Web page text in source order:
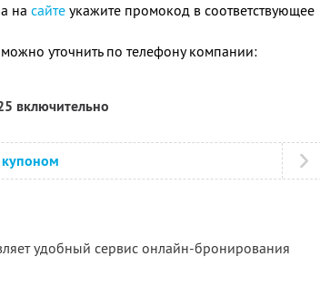
на сайте укажите промокод в соответствующее
уточнить по телефону компании:
включительно
купоном
удобный сервис онлайн-бронирования